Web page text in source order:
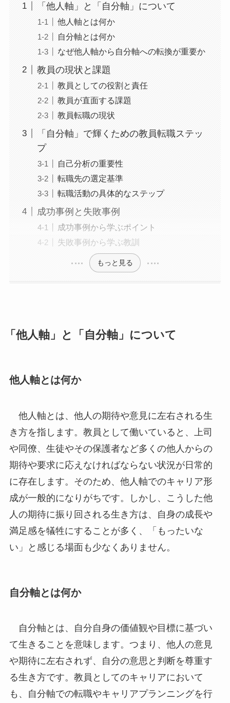
「他人軸」と「自分軸」について
他人軸とは何か
自分軸とは何か
なぜ他人軸から自分軸への転換が重要か
教員の現状と課題
教員としての役割と責任
教員が直面する課題
教員転職の現状
「自分軸」で輝くための教員転職ステッ
プ
自己分析の重要性
転職先の選定基準
転職活動の具体的なステップ
成功事例と失敗事例
成功事例から学ぶポイント
失敗事例から学ぶ教訓
もっと見る
「他人軸」と「自分軸」について
他人軸とは何か
他人軸とは、他人の期待や意見に左右される生
き方を指します。教員として働いていると、上司
や同僚、生徒やその保護者など多くの他人からの
期待や要求に応えなければならない状況が日常的
に存在します。そのため、他人軸でのキャリア形
成が一般的になりがちです。しかし、こうした他
人の期待に振り回される生き方は、自身の成長や
満足感を犠牲にすることが多く、「もったいな
い」と感じる場面も少なくありません。
自分軸とは何か
自分軸とは、自分自身の価値観や目標に基づい
て生きることを意味します。つまり、他人の意見
や期待に左右されず、自分の意思と判断を尊重す
る生き方です。教員としてのキャリアにおいて
も、自分軸での転職やキャリアプランニングを行